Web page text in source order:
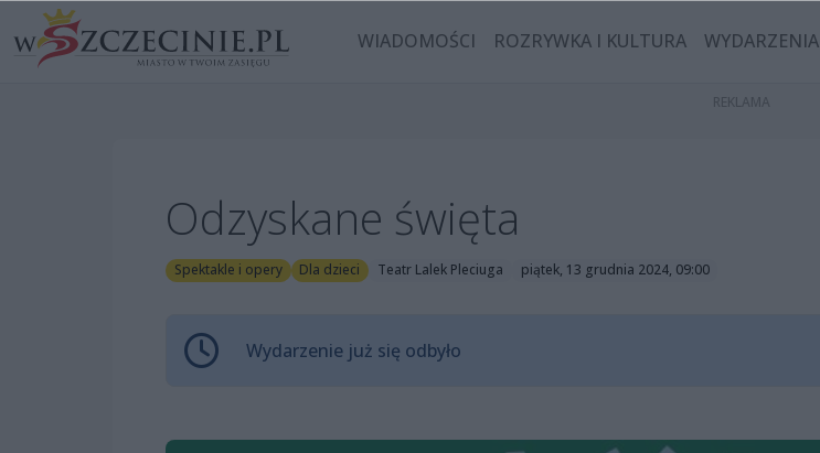
WIADOMOŚCI ROZRYWKA I KULTURA WYDARZENIA
Odzyskane święta
Spektakle i opery Dla dzieci Teatr Lalek Pleciuga piątek, 13 grudnia 2024, 09:00
Wydarzenie już się odbyło